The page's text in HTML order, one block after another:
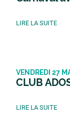
LIRE LA SUITE
VENDREDI 27
CLUB
LIRE LA SUITE